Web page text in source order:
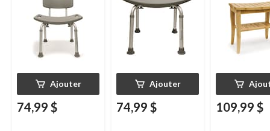
gris, 36 à 53 cm (14 à
21 po) de hauteur
Ajouter
74,99 $
gris, hauteur de 36 à
50 cm (14 à 20 po)
Ajouter
74,99 $
hauteur
109,99 $